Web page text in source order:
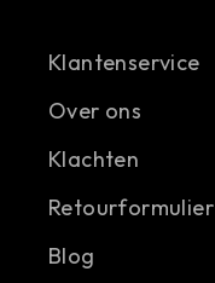
Klantenservice
Over ons
Klachten
Retourformulier
Blog